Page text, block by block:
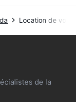
Location de
de la